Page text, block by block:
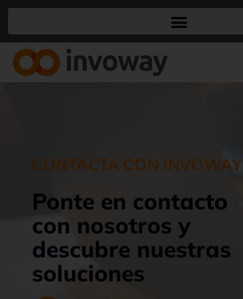
CONTACTA CON INVOWAY
Ponte en contacto
con nosotros y
descubre nuestras
soluciones